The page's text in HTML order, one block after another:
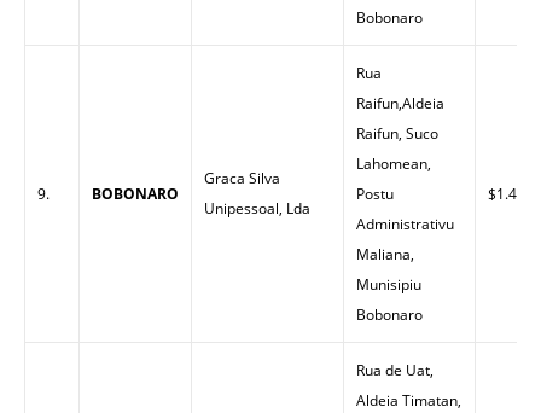
Bobonaro
9. BOBONARO
Graca Silva
Unipessoal, Lda
Rua
Raifun,Aldeia
Raifun, Suco
Lahomean,
Postu
Administrativu
Maliana,
Munisipiu
Bobonaro
$1.44
Rua de Uat,
Aldeia Timatan,